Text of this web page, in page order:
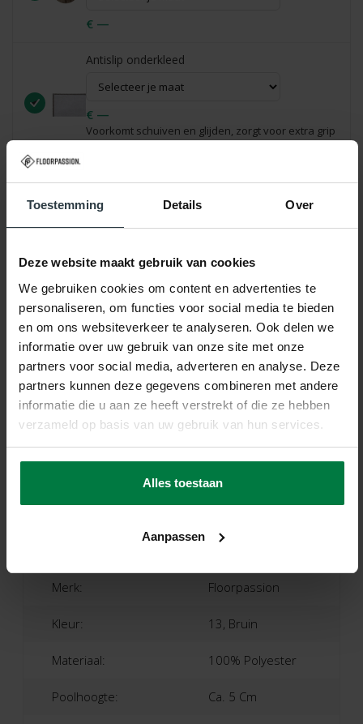
Toestemming Details Over
Deze website maakt gebruik van cookies
We gebruiken cookies om content en advertenties te
personaliseren, om functies voor social media te bieden
en om ons websiteverkeer te analyseren. Ook delen we
informatie over uw gebruik van onze site met onze
partners voor social media, adverteren en analyse. Deze
partners kunnen deze gegevens combineren met andere
informatie die u aan ze heeft verstrekt of die ze hebben
verzameld op basis van uw gebruik van hun services.
Alles toestaan
Aanpassen
€ —
Antislip onderkleed
€ —
Voorkomt schuiven en glijden, zorgt voor extra grip
en veiligheid.
Reinigingsset voor tapijt & vloerkleden
€39,95
Complete verzorgingsset: incl. vlekkenspray,
vlekkenwonder, handdoekje & interieurspray.
Totaal:
* Definitieve prijs zie je in je winkelwagen
Selecteer eerst een maat
Product specificaties
Specificaties
Merk: Floorpassion
Kleur: 13, Bruin
Materiaal: 100% Polyester
Poolhoogte: Ca. 5 Cm